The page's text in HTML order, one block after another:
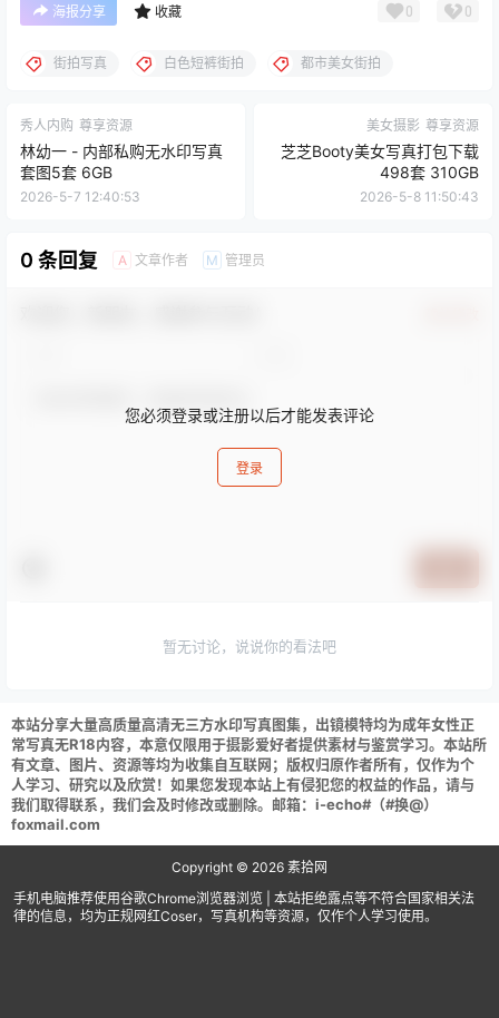
海报分享 收藏 0 0
街拍写真 白色短裤街拍 都市美女街拍
秀人内购 尊享资源
林幼一 - 内部私购无水印写真
套图5套 6GB
2026-5-7 12:40:53
美女摄影 尊享资源
芝芝Booty美女写真打包下载
498套 310GB
2026-5-8 11:50:43
0 条回复 A 文章作者 M 管理员
您必须登录或注册以后才能发表评论
登录
暂无讨论，说说你的看法吧
本站分享大量高质量高清无三方水印写真图集，出镜模特均为成年女性正
常写真无R18内容，本意仅限用于摄影爱好者提供素材与鉴赏学习。本站所
有文章、图片、资源等均为收集自互联网；版权归原作者所有，仅作为个
人学习、研究以及欣赏！如果您发现本站上有侵犯您的权益的作品，请与
我们取得联系，我们会及时修改或删除。邮箱：i-echo#（#换@）
foxmail.com
Copyright © 2026 素拾网
手机电脑推荐使用谷歌Chrome浏览器浏览 | 本站拒绝露点等不符合国家相关法
律的信息，均为正规网红Coser，写真机构等资源，仅作个人学习使用。